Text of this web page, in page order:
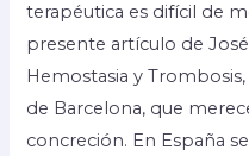
terapéutica es difícil de
presente artículo de
Hemostasia y
de Barcelona, que
concreción. En España